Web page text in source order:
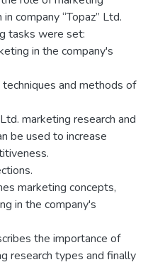
company “Topaz” Ltd.
tasks were set:
in the company's
and methods of
marketing research and
be used to increase
marketing concepts,
in the company's
the importance of
research types and finally